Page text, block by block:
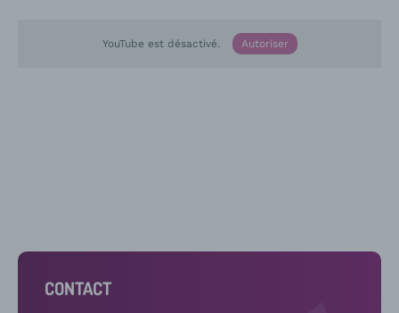
YouTube est désactivé. Autoriser
CONTACT